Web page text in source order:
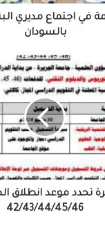
في اجتماع مديري
بالسودان
تحدد موعد انطلاق
42/43/44/45/46